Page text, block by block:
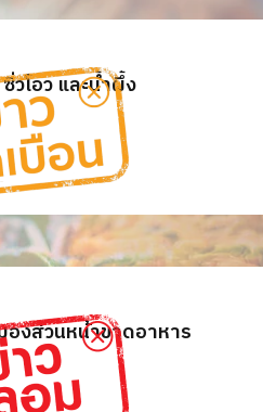
วโอว และน้ำผึ้ง
องส่วนหน้าขาดอาหาร